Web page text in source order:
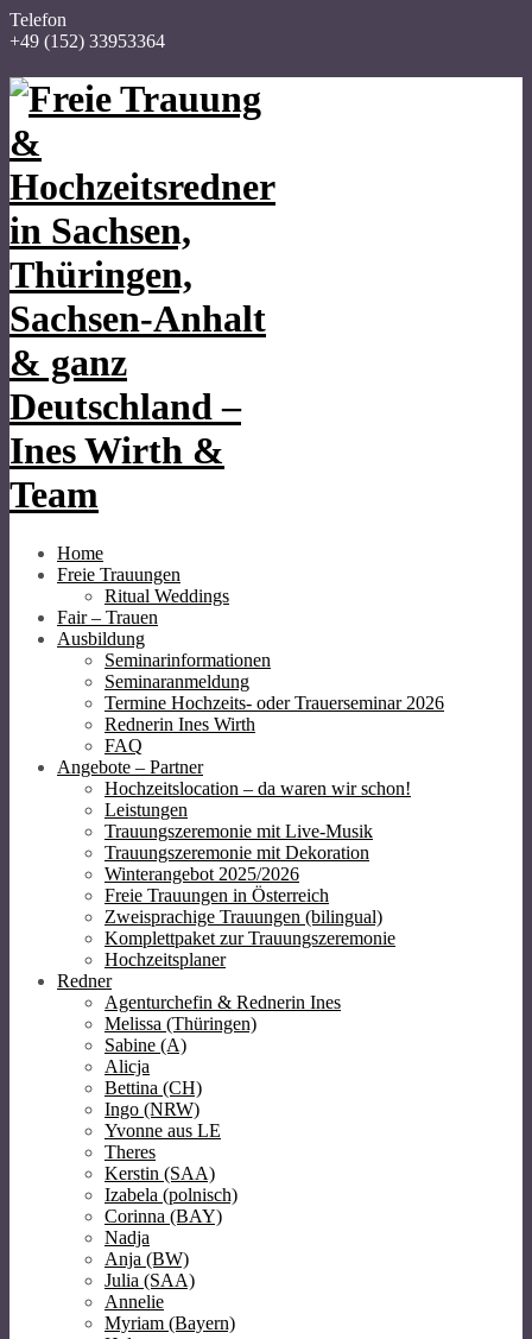
Telefon
+49 (152) 33953364
Home
Freie Trauungen
Ritual Weddings
Fair – Trauen
Ausbildung
Seminarinformationen
Seminaranmeldung
Termine Hochzeits- oder Trauerseminar 2026
Rednerin Ines Wirth
FAQ
Angebote – Partner
Hochzeitslocation – da waren wir schon!
Leistungen
Trauungszeremonie mit Live-Musik
Trauungszeremonie mit Dekoration
Winterangebot 2025/2026
Freie Trauungen in Österreich
Zweisprachige Trauungen (bilingual)
Komplettpaket zur Trauungszeremonie
Hochzeitsplaner
Redner
Agenturchefin & Rednerin Ines
Melissa (Thüringen)
Sabine (A)
Alicja
Bettina (CH)
Ingo (NRW)
Yvonne aus LE
Theres
Kerstin (SAA)
Izabela (polnisch)
Corinna (BAY)
Nadja
Anja (BW)
Julia (SAA)
Annelie
Myriam (Bayern)